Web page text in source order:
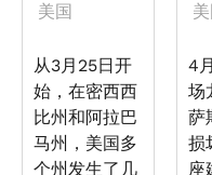
美国
从3月25日开
始，在密西西
比州和阿拉巴
马州，美国多
个州发生了几
4
场
萨
损
座